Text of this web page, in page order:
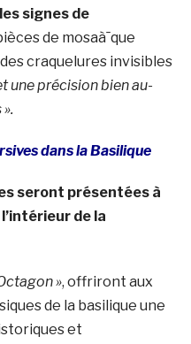
signes de
de mosaà¯que
craquelures invisibles
une précision bien au-
dans la Basilique
seront présentées à
de la
», offriront aux
de la basilique une
et